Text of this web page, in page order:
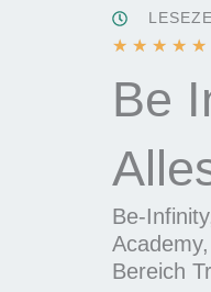
★ ★ ★ ★ ★
t
e
Be
Be-
Bereich